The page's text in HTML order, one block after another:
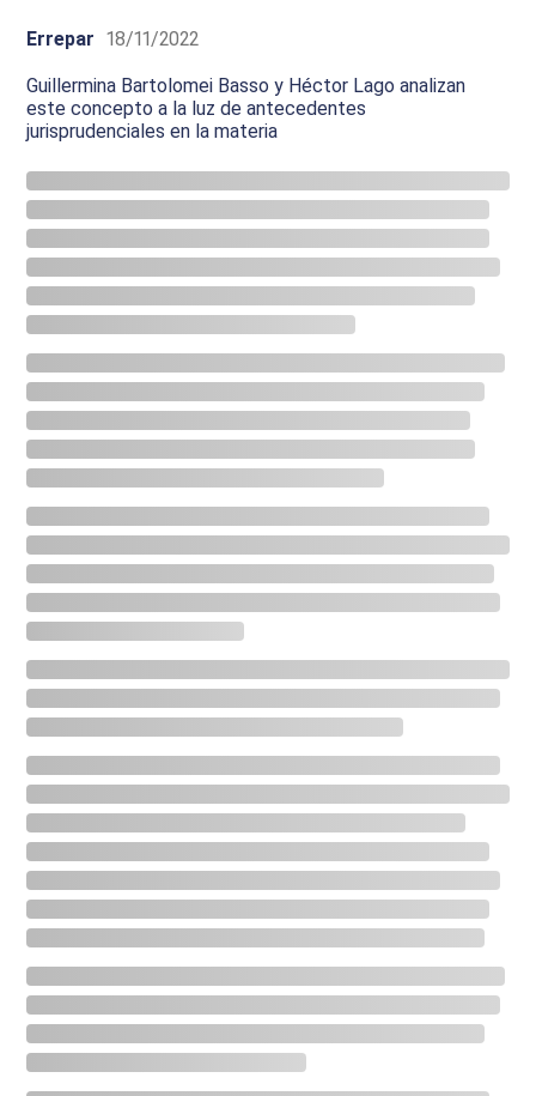
Errepar 18/11/2022
Guillermina Bartolomei Basso y Héctor Lago analizan
este concepto a la luz de antecedentes
jurisprudenciales en la materia